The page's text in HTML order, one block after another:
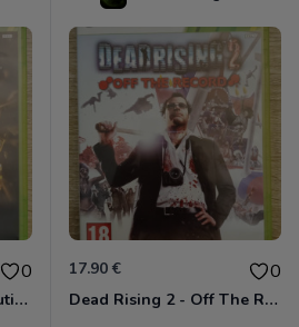
0
Deus Ex - Human Revolution Xbox 360
17.90 € 0
Dead Rising 2 - Off The Record Xbox 360